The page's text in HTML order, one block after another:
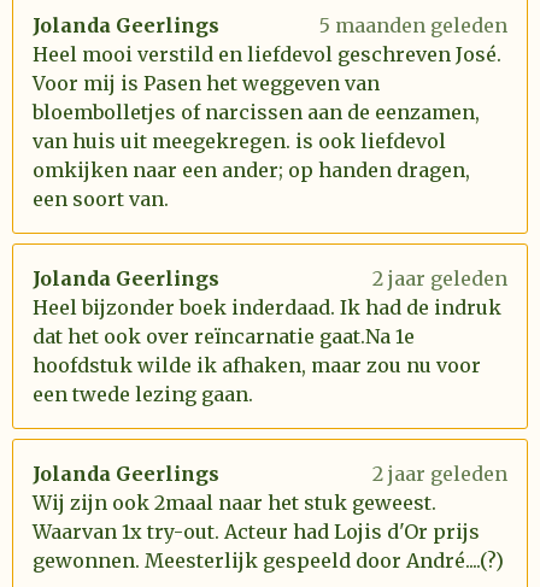
Jolanda Geerlings
5 maanden geleden
Heel mooi verstild en liefdevol geschreven José.
Voor mij is Pasen het weggeven van
bloembolletjes of narcissen aan de eenzamen,
van huis uit meegekregen. is ook liefdevol
omkijken naar een ander; op handen dragen,
een soort van.
Jolanda Geerlings
2 jaar geleden
Heel bijzonder boek inderdaad. Ik had de indruk
dat het ook over reïncarnatie gaat.Na 1e
hoofdstuk wilde ik afhaken, maar zou nu voor
een twede lezing gaan.
Jolanda Geerlings
2 jaar geleden
Wij zijn ook 2maal naar het stuk geweest.
Waarvan 1x try-out. Acteur had Lojis d'Or prijs
gewonnen. Meesterlijk gespeeld door André....(?)